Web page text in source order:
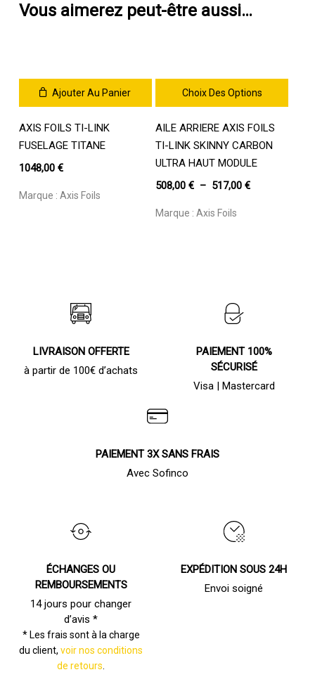
Vous aimerez peut-être aussi…
Ajouter Au Panier
AXIS FOILS TI-LINK
FUSELAGE TITANE
1048,00 €
Marque : Axis Foils
Choix Des Options
produit
a
plusieurs
Les
options
peuvent
AILE ARRIERE AXIS FOILS
TI-LINK SKINNY CARBON
ULTRA HAUT MODULE
508,00€ – 517,00€Plage
Marque :Axis Foils
LIVRAISON OFFERTE
à partir de 100€ d’achats
PAIEMENT 100%
SÉCURISÉ
Visa | Mastercard
PAIEMENT 3X SANS FRAIS
Avec Sofinco
ÉCHANGES OU
REMBOURSEMENTS
14 jours pour changer
d’avis *
* Les frais sont à la charge
du client,voir nos conditions
de retours.
EXPÉDITION SOUS 24H
Envoi soigné